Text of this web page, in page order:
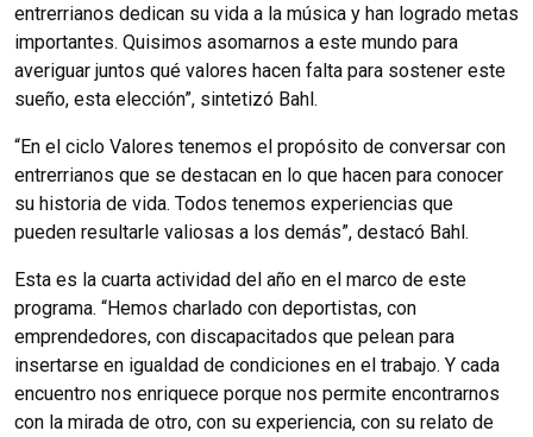
entrerrianos dedican su vida a la música y han logrado metas
importantes. Quisimos asomarnos a este mundo para
averiguar juntos qué valores hacen falta para sostener este
sueño, esta elección”, sintetizó Bahl.
“En el ciclo Valores tenemos el propósito de conversar con
entrerrianos que se destacan en lo que hacen para conocer
su historia de vida. Todos tenemos experiencias que
pueden resultarle valiosas a los demás”, destacó Bahl.
Esta es la cuarta actividad del año en el marco de este
programa. “Hemos charlado con deportistas, con
emprendedores, con discapacitados que pelean para
insertarse en igualdad de condiciones en el trabajo. Y cada
encuentro nos enriquece porque nos permite encontrarnos
con la mirada de otro, con su experiencia, con su relato de